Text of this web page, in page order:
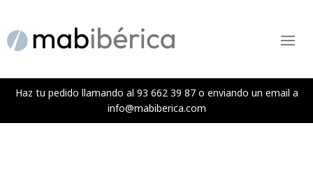
contenido
Haz tu pedido llamando al 93 662 39 87 o enviando un email a
info@mabiberica.com
entradas